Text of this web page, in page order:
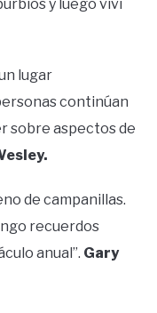
y luego viví
lugar
continúan
sobre aspectos de
de campanillas.
recuerdos
anual”. Gary